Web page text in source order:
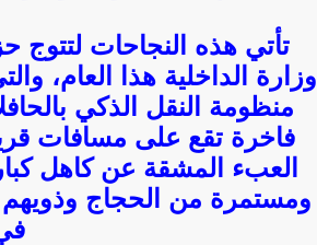
تأتي هذه النجاحات لتتوج
وزارة الداخلية هذا العام،
منظومة النقل الذكي
فاخرة تقع على مسافات
العبء المشقة عن كاهل
ومستمرة من الحجاج وذويهم